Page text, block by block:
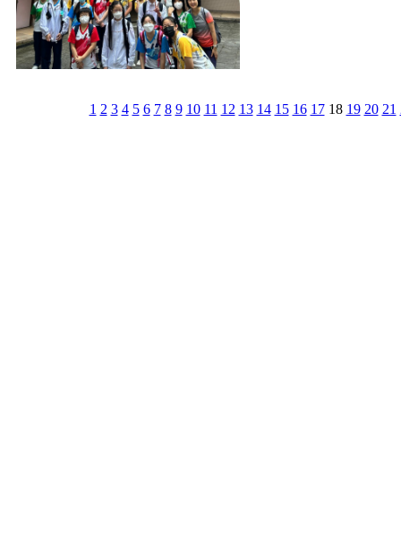
1 2 3 4 5 6 7 8 9 10 11 12 13 14 15 16 17 18 19 20 21